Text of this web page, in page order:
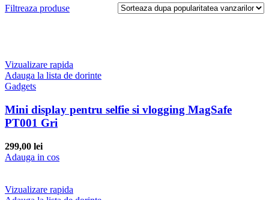
Filtreaza produse
Vizualizare rapida
Adauga la lista de dorinte
Gadgets
Mini display pentru selfie si vlogging MagSafe
PT001 Gri
299,00 lei
Adauga in cos
Vizualizare rapida